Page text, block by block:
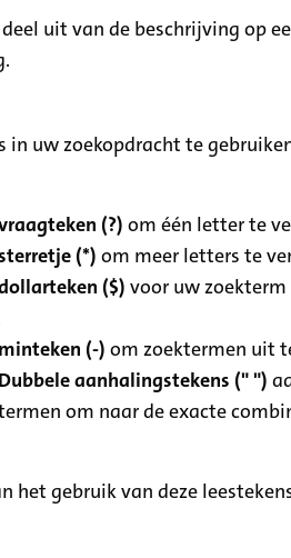
uit van de beschrijving op
in uw zoekopdracht te
(?) om één letter te
(*) om meer letters te
($) voor uw
minteken (-) om zoektermen uit
Dubbele aanhalingstekens (" ")
om naar de exacte
het gebruik van deze